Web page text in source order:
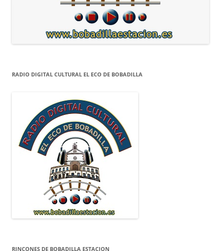
RADIO DIGITAL CULTURAL EL ECO DE BOBADILLA
RINCONES DE BOBADILLA ESTACION